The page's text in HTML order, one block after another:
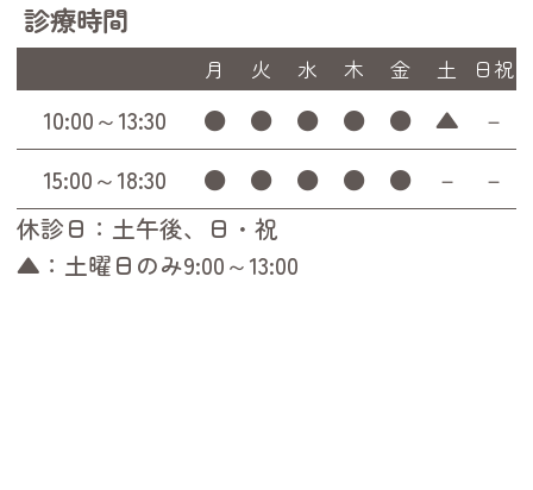
診療時間
月 火 水 木 金 土 日祝
10:00～13:30 ● ● ● ● ● ▲
－
15:00～18:30
● ● ● ● ● －
－
休診日：土午後、日・祝
▲：土曜日のみ9:00～13:00